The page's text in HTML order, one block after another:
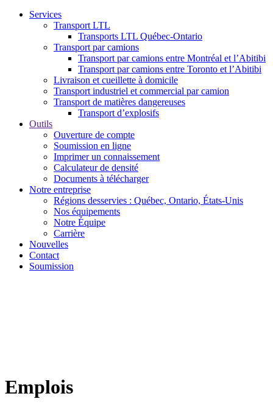
Services
Transport LTL
Transports LTL Québec-Ontario
Transport par camions
Transport par camions entre Montréal et l’Abitibi
Transport par camions entre Toronto et l’Abitibi
Livraison et cueillette à domicile
Transport industriel et commercial par camion
Transport de matières dangereuses
Transport d’explosifs
Outils
Ouverture de compte
Soumission en ligne
Imprimer un connaissement
Calculateur de densité
Documents à télécharger
Notre entreprise
Régions desservies : Québec, Ontario, États-Unis
Nos équipements
Notre Équipe
Carrière
Nouvelles
Contact
Soumission
Emplois